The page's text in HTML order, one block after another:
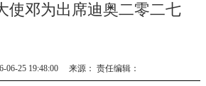
使邓为出席迪奥二零二七
06-25 19:48:00 来源： 责任编辑：